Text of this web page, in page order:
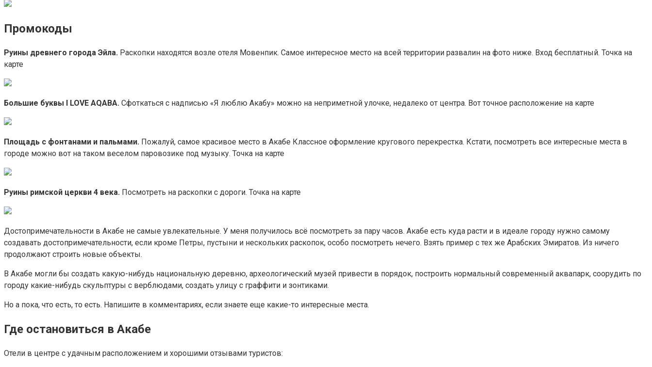
Промокоды
Руины древнего города Эйла. Раскопки находятся возле отеля Мовенпик. Самое интересное место на всей территории развалин на фото ниже. Вход бесплатный. Точка на
карте
Большие буквы I LOVE AQABA. Сфоткаться с надписью «Я люблю Акабу» можно на неприметной улочке, недалеко от центра. Вот точное расположение на карте
Площадь с фонтанами и пальмами. Пожалуй, самое красивое место в Акабе Классное оформление кругового перекрестка. Кстати, посмотреть все интересные места в
городе можно вот на таком веселом паровозике под музыку. Точка на карте
Руины римской церкви 4 века. Посмотреть на раскопки с дороги. Точка на карте
Достопримечательности в Акабе не самые увлекательные. У меня получилось всё посмотреть за пару часов. Акабе есть куда расти и в идеале городу нужно самому
создавать достопримечательности, если кроме Петры, пустыни и нескольких раскопок, особо посмотреть нечего. Взять пример с тех же Арабских Эмиратов. Из ничего
продолжают строить новые объекты.
В Акабе могли бы создать какую-нибудь национальную деревню, археологический музей привести в порядок, построить нормальный современный аквапарк, соорудить по
городу какие-нибудь скульптуры с верблюдами, создать улицу с граффити и зонтиками.
Но а пока, что есть, то есть. Напишите в комментариях, если знаете еще какие-то интересные места.
Где остановиться в Акабе
Отели в центре с удачным расположением и хорошими отзывами туристов: